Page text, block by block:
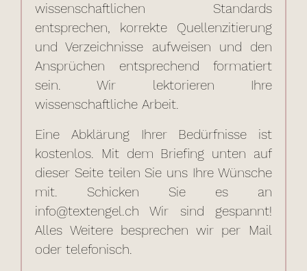
wissenschaftlichen Standards
entsprechen, korrekte Quellenzitierung
und Verzeichnisse aufweisen und den
Ansprüchen entsprechend formatiert
sein. Wir lektorieren Ihre
wissenschaftliche Arbeit.
Eine Abklärung Ihrer Bedürfnisse ist
kostenlos. Mit dem Briefing unten auf
dieser Seite teilen Sie uns Ihre Wünsche
mit. Schicken Sie es an
info@textengel.ch Wir sind gespannt!
Alles Weitere besprechen wir per Mail
oder telefonisch.